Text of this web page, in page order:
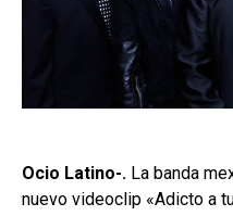
Ocio Latino-. La banda
nuevo videoclip «Adicto a